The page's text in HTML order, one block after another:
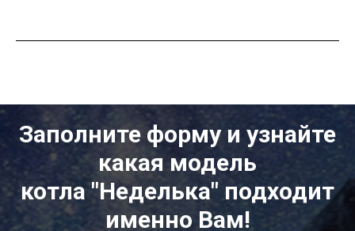
Заполните форму и узнайте
какая модель
котла "Неделька" подходит
именно Вам!